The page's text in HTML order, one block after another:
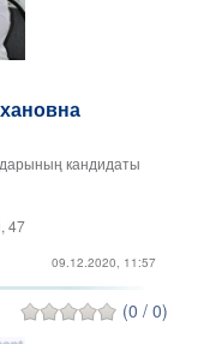
кандидаты
47
09.12.2020, 11:57
(0 / 0)